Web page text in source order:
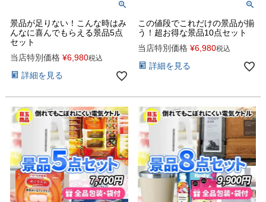
景品が足りない！こんな時はみ
んなに喜んでもらえる景品5点
セット
当店特別価格 ¥6,980税込
詳細を見る
この値段でこれだけの景品が揃
う！超お得な景品10点セット
当店特別価格 ¥6,980税込
詳細を見る